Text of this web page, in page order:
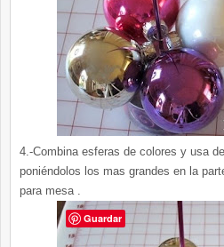
4.-Combina esferas de colores y usa
poniéndolos los mas grandes en la
para mesa .
Guardar